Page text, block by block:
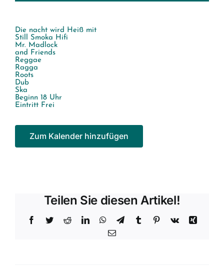
Die nacht wird Heiß mit
Still Smoka Hifi
Mr. Madlock
and Friends
Reggae
Ragga
Roots
Dub
Ska
Beginn 18 Uhr
Eintritt Frei
Zum Kalender hinzufügen
Teilen Sie diesen Artikel!
Facebook
TwitterRedditLinkedInWhatsApp
TelegramTumblrPinterest
Vk
Xing
E-